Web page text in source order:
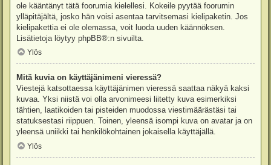
ole kääntänyt tätä foorumia kielellesi. Kokeile pyytää foorumin
ylläpitäjältä, josko hän voisi asentaa tarvitsemasi kielipaketin. Jos
kielipakettia ei ole olemassa, voit luoda uuden käännöksen.
Lisätietoja löytyy phpBB®:n sivuilta.
Ylös
Mitä kuvia on käyttäjänimeni vieressä?
Viestejä katsottaessa käyttäjänimen vieressä saattaa näkyä kaksi
kuvaa. Yksi niistä voi olla arvonimeesi liitetty kuva esimerkiksi
tähtien, laatikoiden tai pisteiden muodossa viestimäärästäsi tai
statuksestasi riippuen. Toinen, yleensä isompi kuva on avatar ja on
yleensä uniikki tai henkilökohtainen jokaisella käyttäjällä.
Ylös